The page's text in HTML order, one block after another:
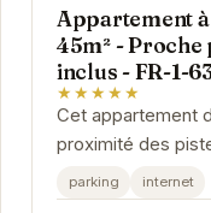
Appartement
45m² -
inclus - FR-1-
★★★★★
Cet appartement
proximité des
Merlette. Pouvant
parking internet